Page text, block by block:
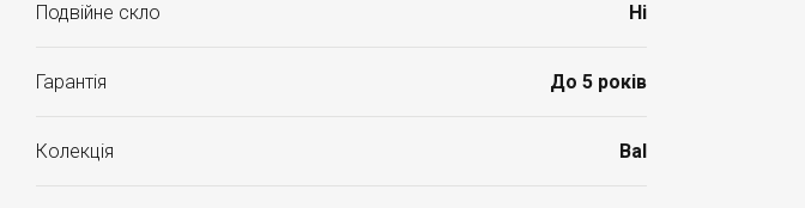
Подвійне скло Ні
Гарантія До 5 років
Колекція Bal